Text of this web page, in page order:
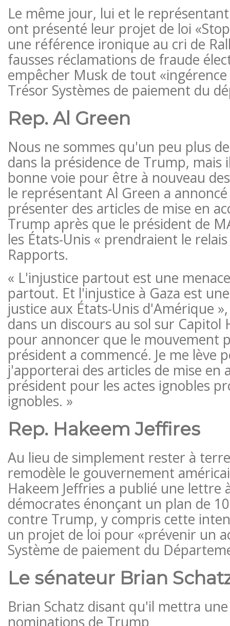
Le même jour, lui et le
ont présenté leur projet de loi
une référence ironique au cri de
fausses réclamations de fraude
empêcher Musk de tout «ingérence
Trésor Systèmes de paiement du
Rep. Al Green
Nous ne sommes qu'un peu plus
dans la présidence de Trump, mais
bonne voie pour être à nouveau
le représentant Al Green a
présenter des articles de mise en
Trump après que le président de
les États-Unis « prendraient le
Rapports.
« L'injustice partout est une
partout. Et l'injustice à Gaza est
justice aux États-Unis d'Amérique
dans un discours au sol sur Capitol
pour annoncer que le mouvement
président a commencé. Je me lève
j'apporterai des articles de mise en
président pour les actes ignobles
ignobles. »
Rep. Hakeem Jeffires
Au lieu de simplement rester à
remodèle le gouvernement
Hakeem Jeffries a publié une lettre
démocrates énonçant un plan de
contre Trump, y compris cette
un projet de loi pour «prévenir un
Système de paiement du
Le sénateur Brian
Brian Schatz disant qu'il mettra
nominations de Trump